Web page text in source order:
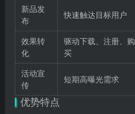
新品发
布
快速触达目标用户
效果转
化
驱动下载、注册、购
买
活动宣
传
短期高曝光需求
优势特点